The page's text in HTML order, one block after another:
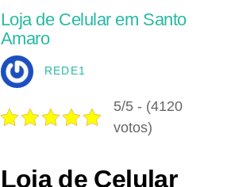
Loja de Celular em Santo
Amaro
REDE1
5/5 - (4120
votos)
Loja de Celular